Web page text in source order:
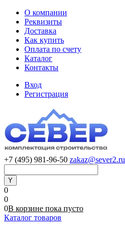
О компании
Реквизиты
Доставка
Как купить
Оплата по счету
Каталог
Контакты
Вход
Регистрация
+7 (495) 981-96-50 zakaz@sever2.ru
0
0
0В корзине пока пусто
Каталог товаров